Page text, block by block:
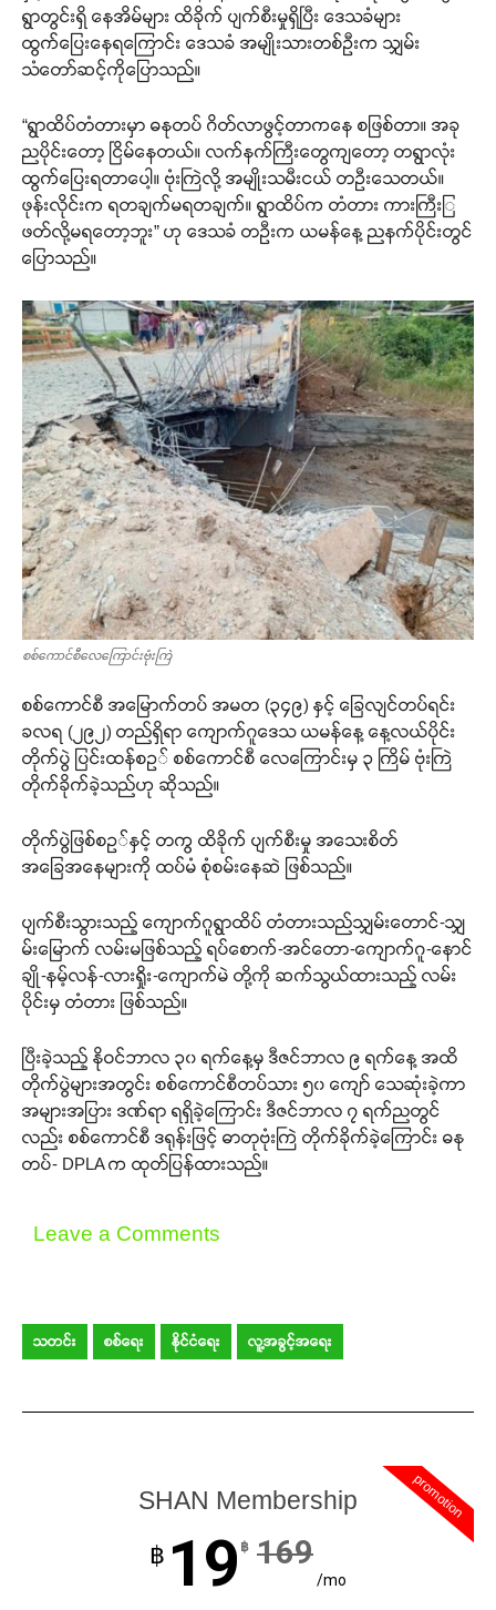
ရွာတွင်းရှိ နေအိမ်များ ထိခိုက် ပျက်စီးမှုရှိပြီး ဒေသခံများ
ထွက်ပြေးနေရကြောင်း ဒေသခံ အမျိုးသားတစ်ဉီးက သျှမ်း
သံတော်ဆင့်ကိုပြောသည်။​
“ရွာထိပ်တံတားမှာ ဓနုတပ် ဂိတ်လာဖွင့်တာကနေ စဖြစ်တာ။ အခု
ညပိုင်းတော့ ငြိမ်နေတယ်။ လက်နက်ကြီးတွေကျတော့ တရွာလုံး
ထွက်ပြေးရတာပေါ့။ ဗုံးကြဲလို့ အမျိုးသမီးငယ် တဦးသေတယ်။
ဖုန်းလိုင်းက ရတချက်မရတချက်။ ရွာထိပ်က တံတား ကားကြီးြ
ဖတ်လို့မရတော့ဘူး” ဟု ဒေသခံ တဦးက ယမန်နေ့ ညနက်ပိုင်းတွင်
ပြောသည်။
စစ်ကောင်စီလေကြောင်းဗုံးကြဲ
စစ်ကောင်စီ အမြောက်တပ် အမတ (၃၄၉) နှင့် ခြေလျင်တပ်ရင်း
ခလရ (၂၉၂) တည်ရှိရာ ကျောက်ဂူဒေသ ယမန်နေ့ နေ့လယ်ပိုင်း
တိုက်ပွဲ ပြင်းထန်စဥ် စစ်ကောင်စီ လေကြောင်းမှ ၃ ကြိမ် ဗုံးကြဲ
တိုက်ခိုက်ခဲ့သည်ဟု ဆိုသည်။
တိုက်ပွဲဖြစ်စဥ်နှင့် တကွ ထိခိုက် ပျက်စီးမှု အသေးစိတ်
အခြေအနေများကို ထပ်မံ စုံစမ်းနေဆဲ ဖြစ်သည်။
ပျက်စီးသွားသည့် ကျောက်ဂူရွာထိပ် တံတားသည်သျှမ်းတောင်-သျှ
မ်းမြောက် လမ်းမဖြစ်သည့် ရပ်စောက်-အင်တော-ကျောက်ဂူ-နောင်
ချို-နမ့်လန်-လားရှိုး-ကျောက်မဲ တို့ကို ဆက်သွယ်ထားသည့် လမ်း
ပိုင်းမှ တံတား ဖြစ်သည်။
ပြီးခဲ့သည့် နိုဝင်ဘာလ ၃၀ ရက်နေ့မှ ဒီဇင်ဘာလ ၉ ရက်နေ့ အထိ
တိုက်ပွဲများအတွင်း စစ်ကောင်စီတပ်သား ၅၀ ကျော် သေဆုံးခဲ့ကာ
အများအပြား ဒဏ်ရာ ရရှိခဲ့ကြောင်း ဒီဇင်ဘာလ ၇ ရက်ညတွင်
လည်း စစ်ကောင်စီ ဒရုန်းဖြင့် ဓာတုဗုံးကြဲ တိုက်ခိုက်ခဲ့ကြောင်း ဓနု
တပ်- DPLA က ထုတ်ပြန်ထားသည်။
Leave a Comments
သတင်း စစ်ရေး နိုင်ငံရေး လူ့အခွင့်အရေး
promotion
SHAN Membership
฿ 19 ฿ 169
/mo